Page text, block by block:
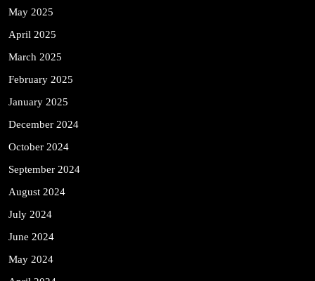
May 2025
April 2025
March 2025
February 2025
January 2025
December 2024
October 2024
September 2024
August 2024
July 2024
June 2024
May 2024